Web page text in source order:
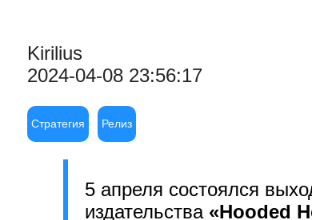
Kirilius
2024-04-08 23:56:17
Стратегия Релиз
5 апреля состоялся
издательства «Hooded